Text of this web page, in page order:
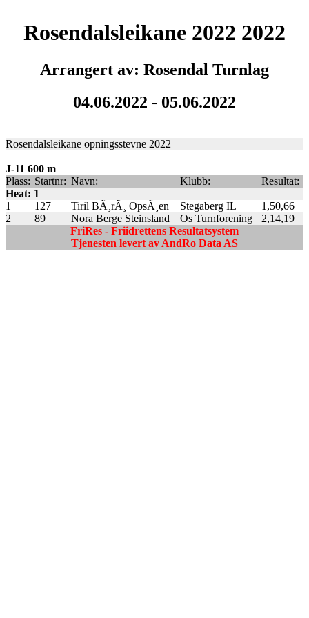
Rosendalsleikane 2022 2022
Arrangert av: Rosendal Turnlag
04.06.2022 - 05.06.2022
Rosendalsleikane opningsstevne 2022
J-11 600 m
Plass: Startnr: Navn: Klubb:
Resultat:
Heat: 1
1
127 Tiril BÃ¸rÃ¸ OpsÃ¸en Stegaberg IL
1,50,66
2
89 Nora Berge Steinsland Os Turnforening
2,14,19
FriRes - Friidrettens Resultatsystem
Tjenesten levert av AndRo Data AS